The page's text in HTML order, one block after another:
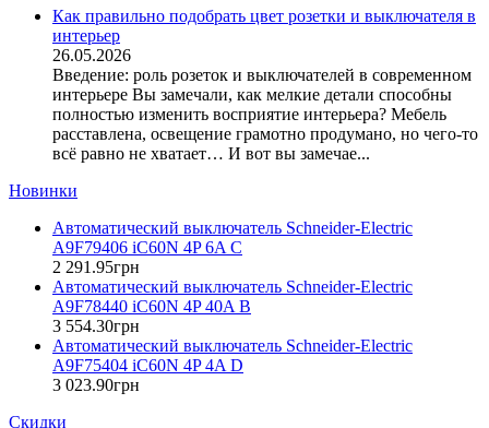
112,5
117
12,15
13,5
13.5
13.5
150,3
16,5
17,5 (1)
171,9
172
188,4
193,2
DKC (Украина)
Dyness (Китай)
E.NEXT (Украина)
EAE Electric
Eastron (Китай)
Eaton (США)
ElectrO (Украина)
EON (Таиланд)
ETI (Словения)
ETREL (Словения)
Evrosvet (Украина)
Extherm (Германия)
F&F (Польша)
FRER (Италия)
FS (Украина)
Galkat (Украина)
Как правильно подобрать цвет розетки и выключателя в
интерьер
26.05.2026
Введение: роль розеток и выключателей в современном
интерьере Вы замечали, как мелкие детали способны
полностью изменить восприятие интерьера? Мебель
расставлена, освещение грамотно продумано, но чего-то
всё равно не хватает… И вот вы замечае...
Новинки
Автоматический выключатель Schneider-Electric
A9F79406 iC60N 4P 6A C
2 291 .95грн
Автоматический выключатель Schneider-Electric
A9F78440 iC60N 4P 40A B
3 554.30грн
Автоматический выключатель Schneider-Electric
A9F75404 iC60N 4P 4A D
3 023.90грн
Скидки